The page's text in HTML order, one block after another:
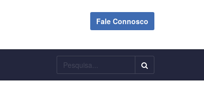
Fale Connosco
Pesquisar